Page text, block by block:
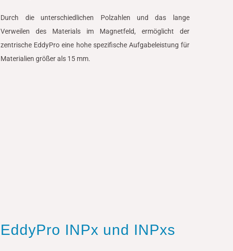
Durch die unterschiedlichen Polzahlen und das lange
Verweilen des Materials im Magnetfeld, ermöglicht der
zentrische EddyPro eine hohe spezifische Aufgabeleistung für
Materialien größer als 15 mm.
EddyPro INPx und INPxs